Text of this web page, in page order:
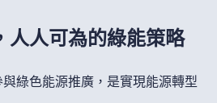
人人可為的綠能策略
綠色能源推廣，是實現能源轉型